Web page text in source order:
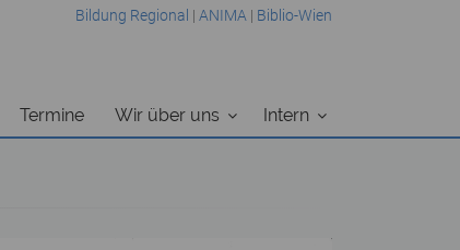
Bildung Regional | ANIMA | Biblio-Wien
Termine Wir über uns Intern